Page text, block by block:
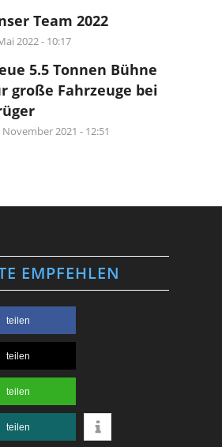
Team 2022
2022 - 10:17
5.5 Tonnen Bühne
große Fahrzeuge bei
November 2021 - 12:51
EMPFEHLEN
teilen
teilen
teilen
teilen